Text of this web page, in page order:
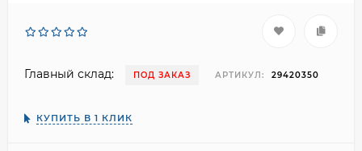
Главный склад: ПОД ЗАКАЗ АРТИКУЛ: 29420350
КУПИТЬ В 1 КЛИК